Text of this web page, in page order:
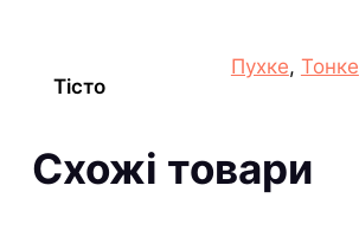
Тісто
Пуxке, Тонке
Схожі товари